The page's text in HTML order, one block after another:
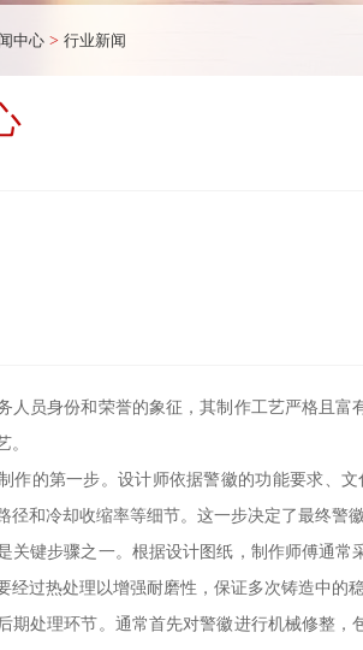
中心 > 行业新闻
人员身份和荣誉的象征，其制作工艺严格且
。
作的第一步。设计师依据警徽的功能要求、
径和冷却收缩率等细节。这一步决定了最终警
关键步骤之一。根据设计图纸，制作师傅通
经过热处理以增强耐磨性，保证多次铸造中的稳
期处理环节。通常首先对警徽进行机械修整